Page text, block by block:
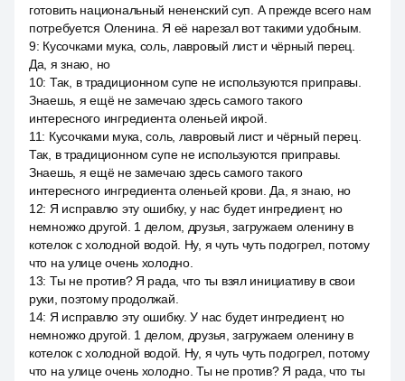
готовить национальный нененский суп. А прежде всего нам
потребуется Оленина. Я её нарезал вот такими удобным.
9: Кусочками мука, соль, лавровый лист и чёрный перец.
Да, я знаю, но
10: Так, в традиционном супе не используются приправы.
Знаешь, я ещё не замечаю здесь самого такого
интересного ингредиента оленьей икрой.
11: Кусочками мука, соль, лавровый лист и чёрный перец.
Так, в традиционном супе не используются приправы.
Знаешь, я ещё не замечаю здесь самого такого
интересного ингредиента оленьей крови. Да, я знаю, но
12: Я исправлю эту ошибку, у нас будет ингредиент, но
немножко другой. 1 делом, друзья, загружаем оленину в
котелок с холодной водой. Ну, я чуть чуть подогрел, потому
что на улице очень холодно.
13: Ты не против? Я рада, что ты взял инициативу в свои
руки, поэтому продолжай.
14: Я исправлю эту ошибку. У нас будет ингредиент, но
немножко другой. 1 делом, друзья, загружаем оленину в
котелок с холодной водой. Ну, я чуть чуть подогрел, потому
что на улице очень холодно. Ты не против? Я рада, что ты